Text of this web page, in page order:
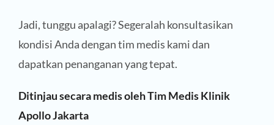
Jadi, tunggu apalagi? Segeralah konsultasikan
kondisi Anda dengan tim medis kami dan
dapatkan penanganan yang tepat.
Ditinjau secara medis oleh Tim Medis Klinik
Apollo Jakarta